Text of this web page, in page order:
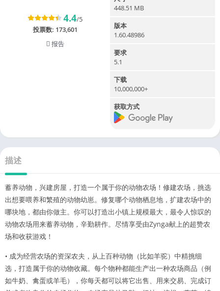
4.4/5
投票数: 173,601
报告
448.51 MB
版本
1.60.48986
要求
5.1
下载
10,000,000+
获取方式
描述
蓄养动物，兴建房屋，打造一个属于你的动物农场！修建农场，挑选
出想要喂养和繁殖的动物幼崽。修复哪个动物栖息地，扩建农场中的
哪块地，都由你做主。你可以打造出小镇上规模最大，最令人惊叹的
动物农场用来蓄养动物，辛勤耕作。尽情享受由Zynga献上的超赞农
场和收获游戏！
• 成为经营农场的资深农夫，从上百种动物（比如羊驼）中精挑细
选，打造属于你的动物收藏。每个物种都能生产出一种农场商品（例
如牛奶、禽蛋或羊毛），你每天都可以将它出售、用来交易、完成订